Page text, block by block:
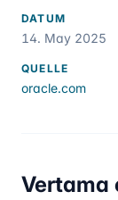
DATUM
14. May 2025
QUELLE
oracle.com
Vertama